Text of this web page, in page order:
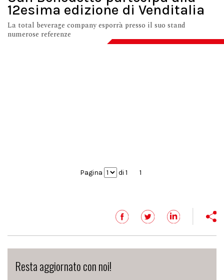
12esima edizione di Venditalia
La total beverage company esporrà presso il suo stand
numerose referenze
Pagina di 1 1
Resta aggiornato con noi!